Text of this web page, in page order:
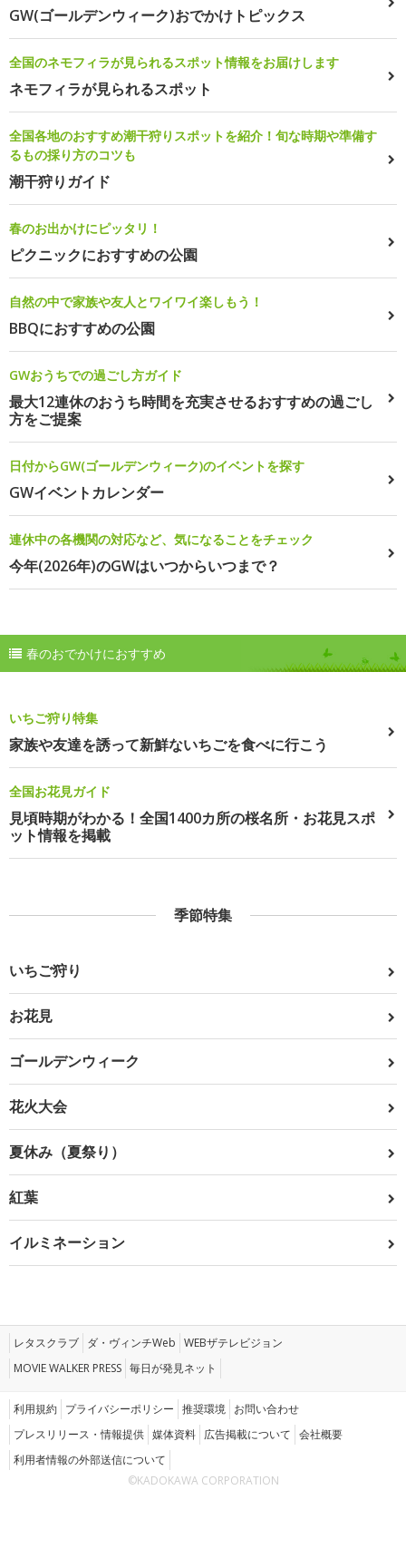
GW(ゴールデンウィーク)おでかけトピックス
全国のネモフィラが見られるスポット情報をお届けします
ネモフィラが見られるスポット
全国各地のおすすめ潮干狩りスポットを紹介！旬な時期や準備す
るもの採り方のコツも
潮干狩りガイド
春のお出かけにピッタリ！
ピクニックにおすすめの公園
自然の中で家族や友人とワイワイ楽しもう！
BBQにおすすめの公園
GWおうちでの過ごし方ガイド
最大12連休のおうち時間を充実させるおすすめの過ごし
方をご提案
日付からGW(ゴールデンウィーク)のイベントを探す
GWイベントカレンダー
連休中の各機関の対応など、気になることをチェック
今年(2026年)のGWはいつからいつまで？
春のおでかけにおすすめ
いちご狩り特集
家族や友達を誘って新鮮ないちごを食べに行こう
全国お花見ガイド
見頃時期がわかる！全国1400カ所の桜名所・お花見スポ
ット情報を掲載
季節特集
いちご狩り
お花見
ゴールデンウィーク
花火大会
夏休み（夏祭り）
紅葉
イルミネーション
レタスクラブ ダ・ヴィンチWeb WEBザテレビジョン
MOVIE WALKER PRESS 毎日が発見ネット
利用規約 プライバシーポリシー 推奨環境 お問い合わせ
プレスリリース・情報提供 媒体資料 広告掲載について 会社概要
利用者情報の外部送信について
©KADOKAWA CORPORATION